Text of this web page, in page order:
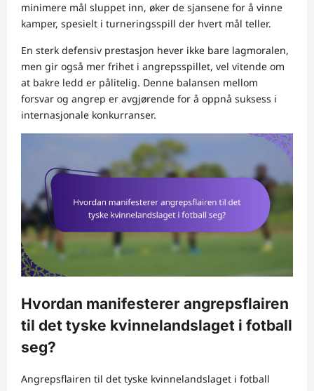
minimere mål sluppet inn, øker de sjansene for å vinne
kamper, spesielt i turneringsspill der hvert mål teller.
En sterk defensiv prestasjon hever ikke bare lagmoralen,
men gir også mer frihet i angrepsspillet, vel vitende om
at bakre ledd er pålitelig. Denne balansen mellom
forsvar og angrep er avgjørende for å oppnå suksess i
internasjonale konkurranser.
Hvordan manifesterer angrepsflairen
til det tyske kvinnelandslaget i fotball
seg?
Angrepsflairen til det tyske kvinnelandslaget i fotball